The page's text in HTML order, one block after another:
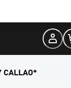
CALLAO*